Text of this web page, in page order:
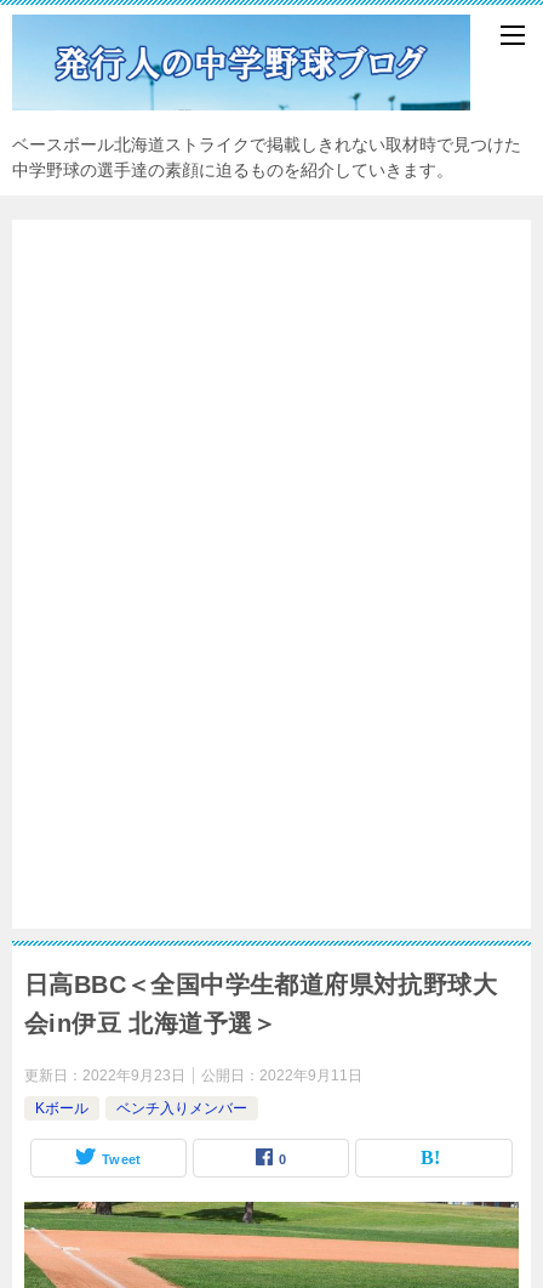
ベースボール北海道ストライクで掲載しきれない取材時で見つけた
中学野球の選手達の素顔に迫るものを紹介していきます。
日高BBC＜全国中学生都道府県対抗野球大
会in伊豆 北海道予選＞
更新日： 2022年9月23日 公開日： 2022年9月11日
Kボール
ベンチ入りメンバー
Tweet 0